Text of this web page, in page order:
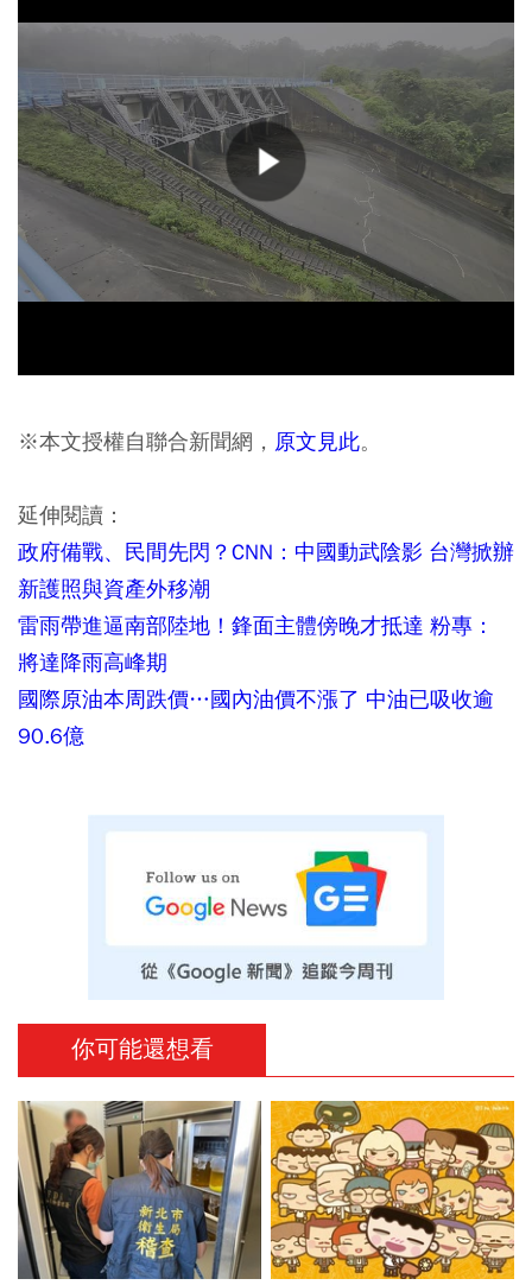
※本文授權自聯合新聞網， 原文見此。
延伸閱讀：
政府備戰、民間先閃？CNN：中國動武陰影 台灣掀辦
新護照與資產外移潮
雷雨帶進逼南部陸地！鋒面主體傍晚才抵達 粉專：
將達降雨高峰期
國際原油本周跌價…國內油價不漲了 中油已吸收逾
90.6億
你可能還想看